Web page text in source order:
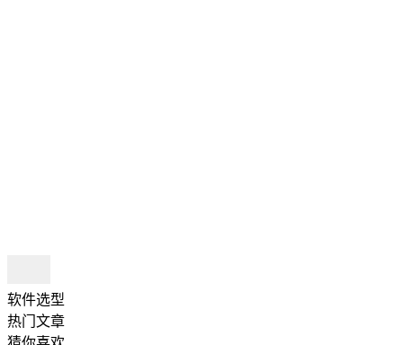
软件选型
热门文章